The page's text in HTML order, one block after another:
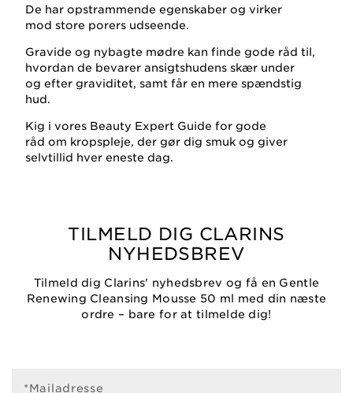
De har opstrammende egenskaber og virker
mod store porers udseende.
Gravide og nybagte mødre kan finde gode råd til,
hvordan de bevarer ansigtshudens skær under
og efter graviditet, samt får en mere spændstig
hud.
Kig i vores Beauty Expert Guide for gode
råd om kropspleje, der gør dig smuk og giver
selvtillid hver eneste dag.
TILMELD DIG CLARINS
NYHEDSBREV
Tilmeld dig Clarins' nyhedsbrev og få en Gentle
Renewing Cleansing Mousse 50 ml med din næste
ordre – bare for at tilmelde dig!
*Mailadresse